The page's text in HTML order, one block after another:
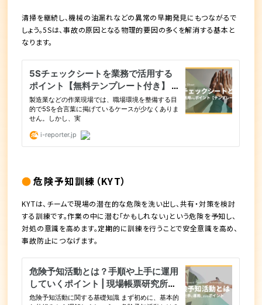
清掃を継続し、機械の油漏れなどの異常の早期発見にもつながるで
しょう。5Sは、事故の原因となる物理的要因の多くを解消する基本と
なります。
危険予知訓練（KYT）
KYTは、チームで現場の潜在的な危険を洗い出し、共有・対策を検討
する訓練です。作業の中に潜む「かもしれない」という危険を予知し、
対処の意識を高めます。定期的に訓練を行うことで安全意識を高め、
事故防止につなげます。